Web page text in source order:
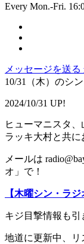
Every Mon.-Fri.
メッセージを送る
10/31（木）のシ
2024/10/31 UP!
ヒューマニスタ
ラッキ大村と共に
メールは
オ」で！
【木曜シン・ラ
キジ目撃情報も引
地道に更新中、